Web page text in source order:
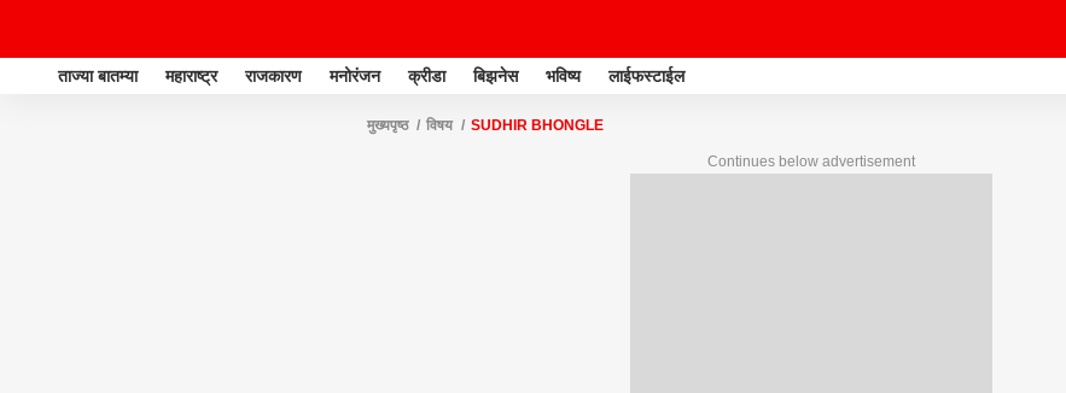
ताज्या बातम्या महाराष्ट्र राजकारण मनोरंजन क्रीडा बिझनेस भविष्य लाईफस्टाईल
मुख्यपृष्ठ विषय SUDHIR BHONGLE
Continues below advertisement